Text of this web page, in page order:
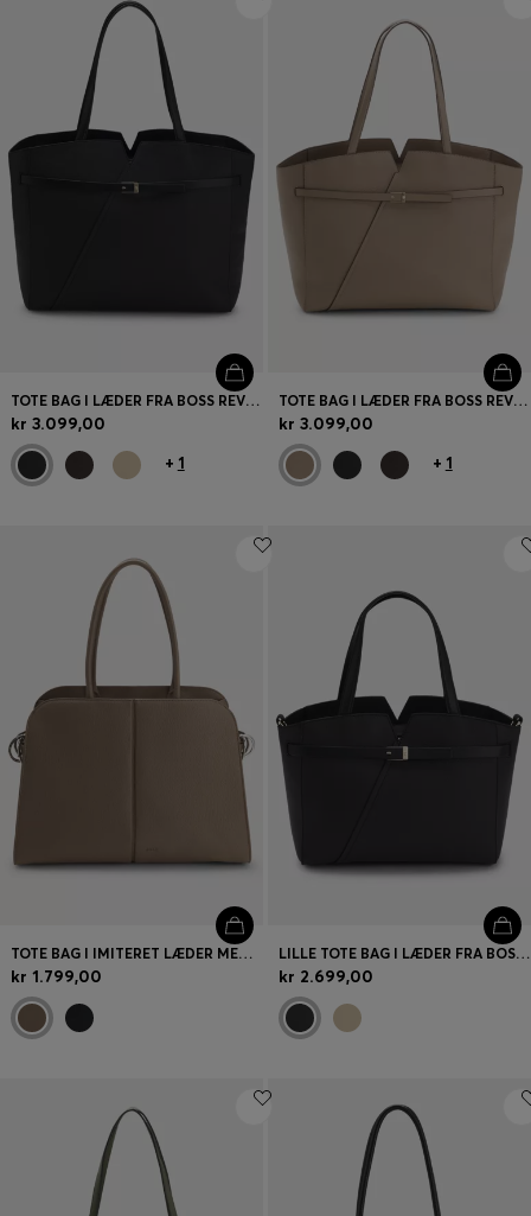
Log ind / registrer
Favorit (
FAQ & Hjælp
TOTE BAG I LÆDER FRA BOSS REVERS MED BÆLTEDETALJE
kr 3.099,00
+ 1
TOTE BAG I LÆDER FRA BOSS REVERS MED BÆLTEDETALJE
kr 3.099,00
+ 1
TOTE BAG I IMITERET LÆDER MED PRÆGET LOGO
kr 1.799,00
LILLE TOTE BAG I LÆDER FRA BOSS REVERS MED BÆLTEDETALJE
kr 2.699,00